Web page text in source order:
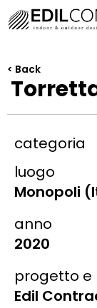
< Back
categoria
luogo
Monopoli
anno
2020
progetto e
Edil